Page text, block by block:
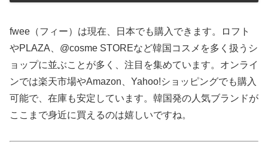
fwee（フィー）は現在、日本でも購入できます。ロフト
やPLAZA、@cosme STOREなど韓国コスメを多く扱うシ
ョップに並ぶことが多く、注目を集めています。オンライ
ンでは楽天市場やAmazon、Yahoo!ショッピングでも購入
可能で、在庫も安定しています。韓国発の人気ブランドが
ここまで身近に買えるのは嬉しいですね。